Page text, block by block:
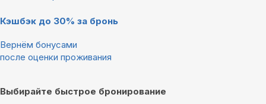
Кэшбэк до 30% за бронь
Вернём бонусами
после оценки проживания
Выбирайте быстрое бронирование